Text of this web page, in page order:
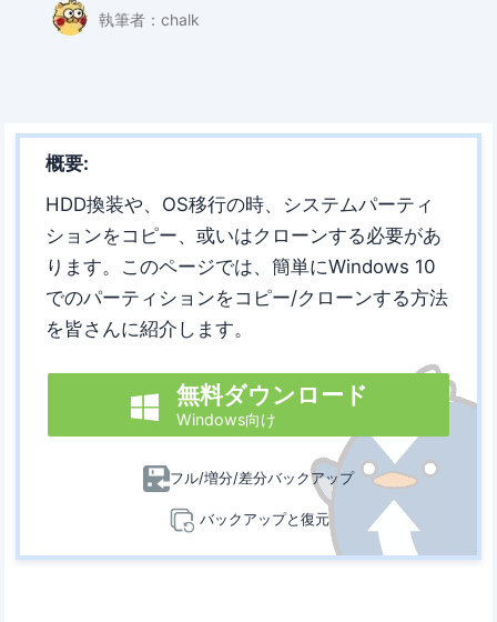
執筆者： chalk
概要:
HDD換装や、OS移行の時、システムパーティ
ションをコピー、或いはクローンする必要があ
ります。このページでは、簡単にWindows 10
でのパーティションをコピー/クローンする方法
を皆さんに紹介します。
 無料ダウンロード
Windows向け
フル/増分/差分バックアップ
バックアップと復元